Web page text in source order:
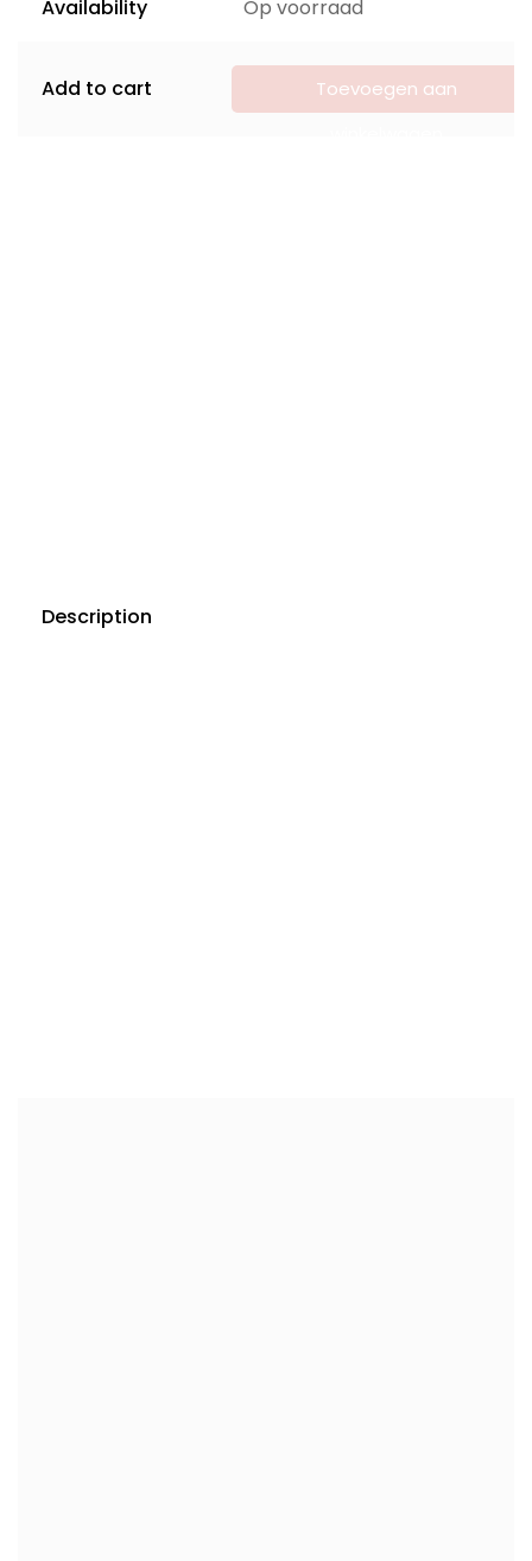
Availability Op voorraad
Add to cart
Toevoegen aan
Description